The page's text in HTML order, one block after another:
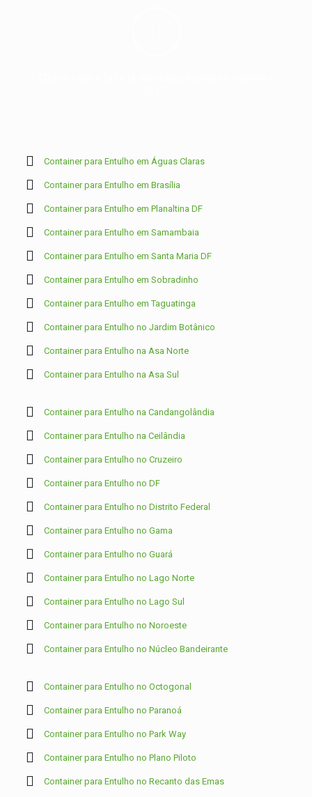
Container para Entulho em Águas Claras
Container para Entulho em Brasília
Container para Entulho em Planaltina DF
Container para Entulho em Samambaia
Container para Entulho em Santa Maria DF
Container para Entulho em Sobradinho
Container para Entulho em Taguatinga
Container para Entulho no Jardim Botânico
Container para Entulho na Asa Norte
Container para Entulho na Asa Sul
Container para Entulho na Candangolândia
Container para Entulho na Ceilândia
Container para Entulho no Cruzeiro
Container para Entulho no DF
Container para Entulho no Distrito Federal
Container para Entulho no Gama
Container para Entulho no Guará
Container para Entulho no Lago Norte
Container para Entulho no Lago Sul
Container para Entulho no Noroeste
Container para Entulho no Núcleo Bandeirante
Container para Entulho no Octogonal
Container para Entulho no Paranoá
Container para Entulho no Park Way
Container para Entulho no Plano Piloto
Container para Entulho no Recanto das Emas